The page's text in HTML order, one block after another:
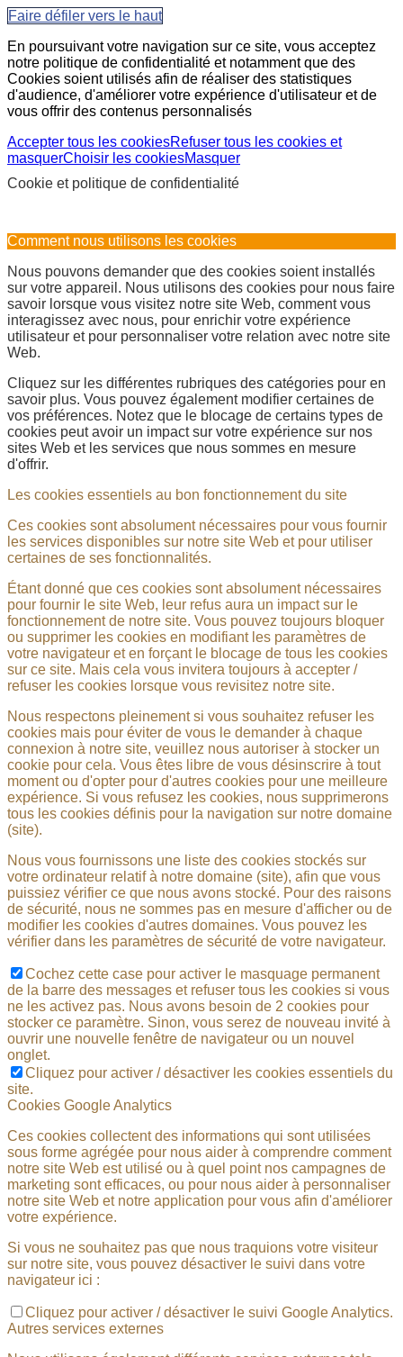
Faire défiler vers le haut
En poursuivant votre navigation sur ce site, vous acceptez
notre politique de confidentialité et notamment que des
Cookies soient utilisés afin de réaliser des statistiques
d'audience, d'améliorer votre expérience d'utilisateur et de
vous offrir des contenus personnalisés
Accepter tous les cookiesRefuser tous les cookies et
masquerChoisir les cookiesMasquer
Cookie et politique de confidentialité
Comment nous utilisons les cookies
Nous pouvons demander que des cookies soient installés
sur votre appareil. Nous utilisons des cookies pour nous faire
savoir lorsque vous visitez notre site Web, comment vous
interagissez avec nous, pour enrichir votre expérience
utilisateur et pour personnaliser votre relation avec notre site
Web.
Cliquez sur les différentes rubriques des catégories pour en
savoir plus. Vous pouvez également modifier certaines de
vos préférences. Notez que le blocage de certains types de
cookies peut avoir un impact sur votre expérience sur nos
sites Web et les services que nous sommes en mesure
d'offrir.
Les cookies essentiels au bon fonctionnement du site
Ces cookies sont absolument nécessaires pour vous fournir
les services disponibles sur notre site Web et pour utiliser
certaines de ses fonctionnalités.
Étant donné que ces cookies sont absolument nécessaires
pour fournir le site Web, leur refus aura un impact sur le
fonctionnement de notre site. Vous pouvez toujours bloquer
ou supprimer les cookies en modifiant les paramètres de
votre navigateur et en forçant le blocage de tous les cookies
sur ce site. Mais cela vous invitera toujours à accepter /
refuser les cookies lorsque vous revisitez notre site.
Nous respectons pleinement si vous souhaitez refuser les
cookies mais pour éviter de vous le demander à chaque
connexion à notre site, veuillez nous autoriser à stocker un
cookie pour cela. Vous êtes libre de vous désinscrire à tout
moment ou d'opter pour d'autres cookies pour une meilleure
expérience. Si vous refusez les cookies, nous supprimerons
tous les cookies définis pour la navigation sur notre domaine
(site).
Nous vous fournissons une liste des cookies stockés sur
votre ordinateur relatif à notre domaine (site), afin que vous
puissiez vérifier ce que nous avons stocké. Pour des raisons
de sécurité, nous ne sommes pas en mesure d'afficher ou de
modifier les cookies d'autres domaines. Vous pouvez les
vérifier dans les paramètres de sécurité de votre navigateur.
Cochez cette case pour activer le masquage permanent
de la barre des messages et refuser tous les cookies si vous
ne les activez pas. Nous avons besoin de 2 cookies pour
stocker ce paramètre. Sinon, vous serez de nouveau invité à
ouvrir une nouvelle fenêtre de navigateur ou un nouvel
onglet.
Cliquez pour activer / désactiver les cookies essentiels du
site.
Cookies Google Analytics
Ces cookies collectent des informations qui sont utilisées
sous forme agrégée pour nous aider à comprendre comment
notre site Web est utilisé ou à quel point nos campagnes de
marketing sont efficaces, ou pour nous aider à personnaliser
notre site Web et notre application pour vous afin d'améliorer
votre expérience.
Si vous ne souhaitez pas que nous traquions votre visiteur
sur notre site, vous pouvez désactiver le suivi dans votre
navigateur ici :
Cliquez pour activer / désactiver le suivi Google Analytics.
Autres services externes